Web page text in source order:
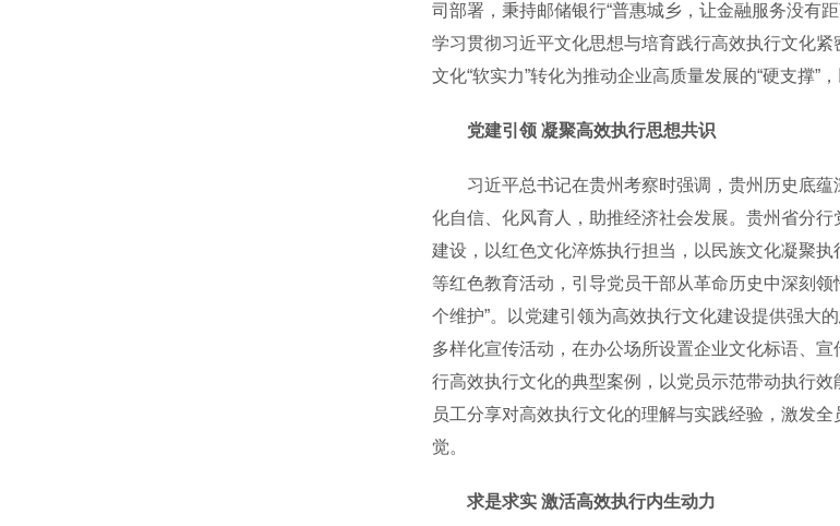
司部署，秉持邮储银行“普惠城乡，让金融服务没有
学习贯彻习近平文化思想与培育践行高效执行文化
文化“软实力”转化为推动企业高质量发展的“硬支撑”
党建引领 凝聚高效执行思想共识
习近平总书记在贵州考察时强调，贵州历史底蕴
化自信、化风育人，助推经济社会发展。贵州省分
建设，以红色文化淬炼执行担当，以民族文化凝聚
等红色教育活动，引导党员干部从革命历史中深刻领
个维护”。以党建引领为高效执行文化建设提供强大
多样化宣传活动，在办公场所设置企业文化标语、
行高效执行文化的典型案例，以党员示范带动执行
员工分享对高效执行文化的理解与实践经验，激发
觉。
求是求实 激活高效执行内生动力